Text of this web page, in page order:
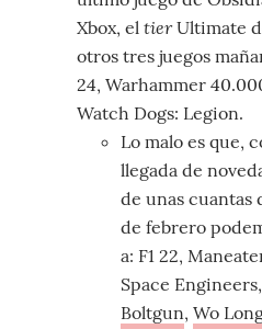
Xbox, el tierUltimate
otros tres juegos
24, Warhammer
Watch Dogs: Legion.
Lo malo es que,
llegada de
de unas cuantas
de febrero
a: F1 22,
Space Engineers,
Boltgun, Wo